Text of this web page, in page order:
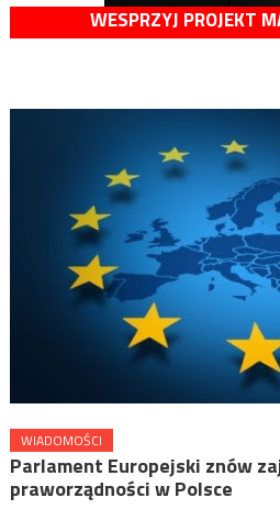
WESPRZYJ PROJEKT
WIADOMOŚCI
Parlament Europejski znów
praworządności w Polsce